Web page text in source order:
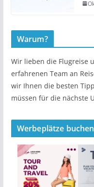
Warum?
Wir lieben die Flugreise
erfahrenen Team an
wir Ihnen die besten
müssen für die nächste
Werbeplätze buchen